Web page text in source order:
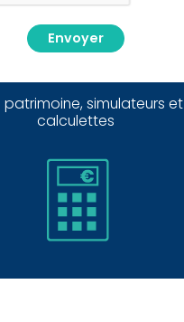
Envoyer
patrimoine, simulateurs et
calculettes